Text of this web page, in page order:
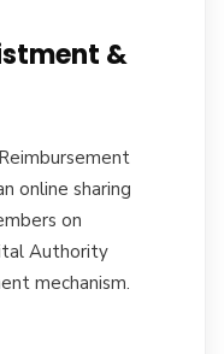
&
online sharing
on
Authority
mechanism.